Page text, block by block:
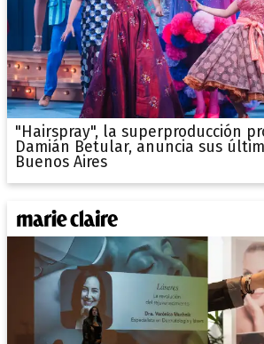
"Hairspray", la superproducción
Damián Betular, anuncia sus
Buenos Aires